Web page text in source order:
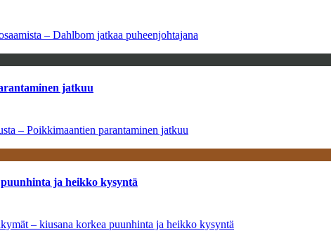
– Dahlbom jatkaa puheenjohtajana
jatkuu
– Poikkimaantien parantaminen jatkuu
ja heikko kysyntä
– kiusana korkea puunhinta ja heikko kysyntä